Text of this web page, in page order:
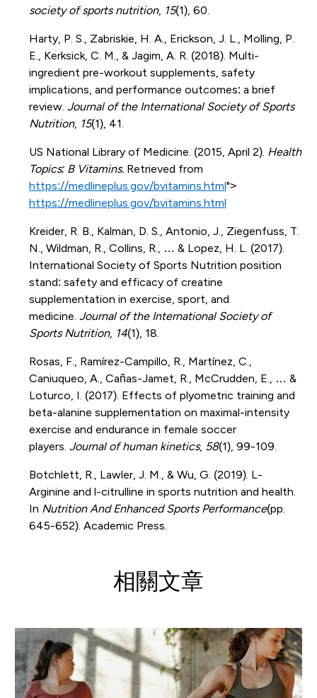
society of sports nutrition, 15(1), 60.
Harty, P. S., Zabriskie, H. A., Erickson, J. L., Molling, P.
E., Kerksick, C. M., & Jagim, A. R. (2018). Multi-
ingredient pre-workout supplements, safety
implications, and performance outcomes: a brief
review. Journal of the International Society of Sports
Nutrition, 15(1), 41.
US National Library of Medicine. (2015, April 2). Health
Topics: B Vitamins.Retrieved from
https://medlineplus.gov/bvitamins.html">
https://medlineplus.gov/bvitamins.html
Kreider, R. B., Kalman, D. S., Antonio, J., Ziegenfuss, T.
N., Wildman, R., Collins, R., … & Lopez, H. L. (2017).
International Society of Sports Nutrition position
stand: safety and efficacy of creatine
supplementation in exercise, sport, and
medicine. Journal of the International Society of
Sports Nutrition, 14(1), 18.
Rosas, F., Ramírez-Campillo, R., Martínez, C.,
Caniuqueo, A., Cañas-Jamet, R., McCrudden, E., … &
Loturco, I. (2017). Effects of plyometric training and
beta-alanine supplementation on maximal-intensity
exercise and endurance in female soccer
players. Journal of human kinetics, 58(1), 99-109.
Botchlett, R., Lawler, J. M., & Wu, G. (2019). L-
Arginine and l-citrulline in sports nutrition and health.
In Nutrition And Enhanced Sports Performance(pp.
645-652). Academic Press.
相關文章